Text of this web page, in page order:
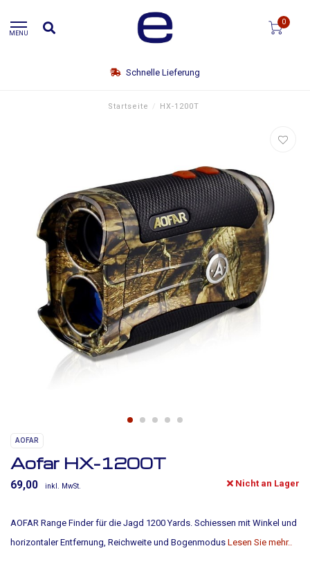
MENU
0
Schnelle Lieferung
Startseite / HX-1200T
AOFAR
Aofar HX-1200T
69,00 inkl. MwSt. Nicht an Lager
AOFAR Range Finder für die Jagd 1200 Yards. Schiessen mit Winkel und
horizontaler Entfernung, Reichweite und Bogenmodus Lesen Sie mehr..